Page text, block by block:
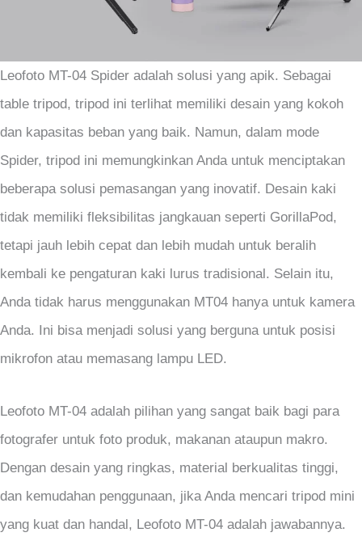
Leofoto MT-04 Spider adalah solusi yang apik. Sebagai
table tripod, tripod ini terlihat memiliki desain yang kokoh
dan kapasitas beban yang baik. Namun, dalam mode
Spider, tripod ini memungkinkan Anda untuk menciptakan
beberapa solusi pemasangan yang inovatif. Desain kaki
tidak memiliki fleksibilitas jangkauan seperti GorillaPod,
tetapi jauh lebih cepat dan lebih mudah untuk beralih
kembali ke pengaturan kaki lurus tradisional. Selain itu,
Anda tidak harus menggunakan MT04 hanya untuk kamera
Anda. Ini bisa menjadi solusi yang berguna untuk posisi
mikrofon atau memasang lampu LED.
Leofoto MT-04 adalah pilihan yang sangat baik bagi para
fotografer untuk foto produk, makanan ataupun makro.
Dengan desain yang ringkas, material berkualitas tinggi,
dan kemudahan penggunaan, jika Anda mencari tripod mini
yang kuat dan handal, Leofoto MT-04 adalah jawabannya.